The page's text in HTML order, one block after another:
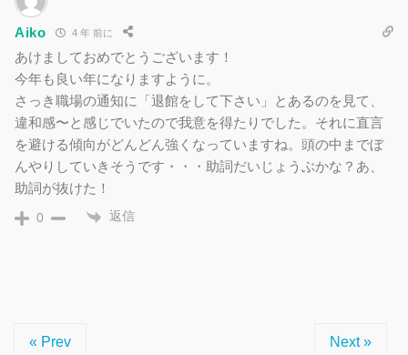
Aiko 4 年 前に
あけましておめでとうございます！
今年も良い年になりますように。
さっき職場の通知に「退館をして下さい」とあるのを見て、
違和感〜と感じでいたので我意を得たりでした。それに直言
を避ける傾向がどんどん強くなっていますね。頭の中までぼ
んやりしていきそうです・・・助詞だいじょうぶかな？あ、
助詞が抜けた！
0 返信
« Prev Next »